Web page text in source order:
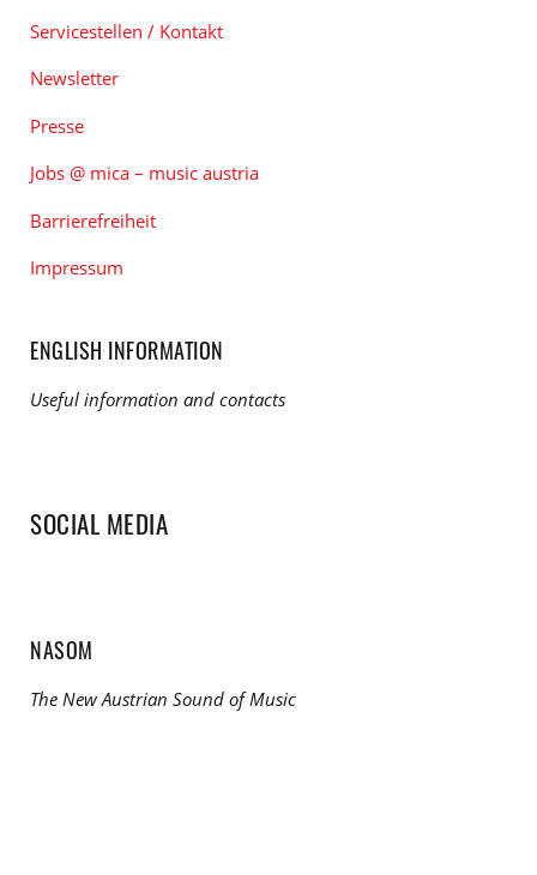
Servicestellen / Kontakt
Newsletter
Presse
Jobs @ mica – music austria
Barrierefreiheit
Impressum
ENGLISH INFORMATION
Useful information and contacts
SOCIAL MEDIA
NASOM
The New Austrian Sound of Music